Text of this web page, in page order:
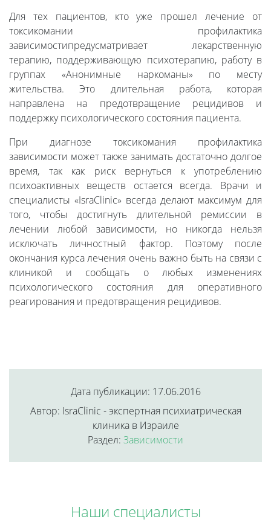
Для тех пациентов, кто уже прошел лечение от
токсикомании профилактика
зависимостипредусматривает лекарственную
терапию, поддерживающую психотерапию, работу в
группах «Анонимные наркоманы» по месту
жительства. Это длительная работа, которая
направлена на предотвращение рецидивов и
поддержку психологического состояния пациента.
При диагнозе токсикомания профилактика
зависимости может также занимать достаточно долгое
время, так как риск вернуться к употреблению
психоактивных веществ остается всегда. Врачи и
специалисты «IsraClinic» всегда делают максимум для
того, чтобы достигнуть длительной ремиссии в
лечении любой зависимости, но никогда нельзя
исключать личностный фактор. Поэтому после
окончания курса лечения очень важно быть на связи с
клиникой и сообщать о любых изменениях
психологического состояния для оперативного
реагирования и предотвращения рецидивов.
Дата публикации: 17.06.2016
Автор: IsraClinic - экспертная психиатрическая
клиника в Израиле
Раздел: Зависимости
Наши специалисты